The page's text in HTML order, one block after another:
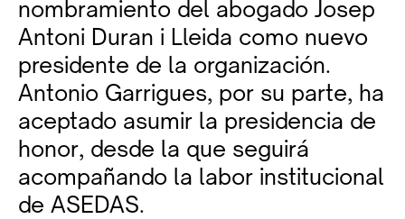
nombramiento del abogado Josep
Antoni Duran i Lleida como nuevo
presidente de la organización.
Antonio Garrigues, por su parte, ha
aceptado asumir la presidencia de
honor, desde la que seguirá
acompañando la labor institucional
de ASEDAS.